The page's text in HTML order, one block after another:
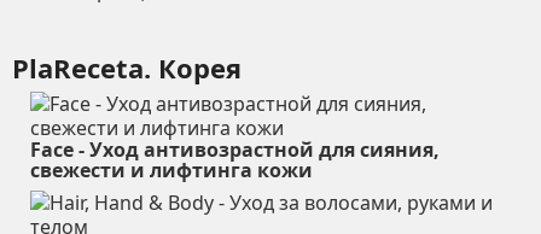
PlaReceta. Корея
Face - Уход антивозрастной для сияния,
свежести и лифтинга кожи